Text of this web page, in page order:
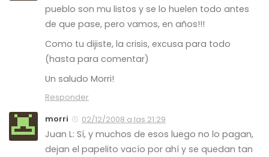
pueblo son mu listos y se lo huelen todo antes
de que pase, pero vamos, en años!!!
Como tu dijiste, la crisis, excusa para todo
(hasta para comentar)
Un saludo Morri!
Responder
morri
02/12/2008 a las 21:29
Juan L: Sí, y muchos de esos luego no lo pagan,
dejan el papelito vacío por ahí y se quedan tan